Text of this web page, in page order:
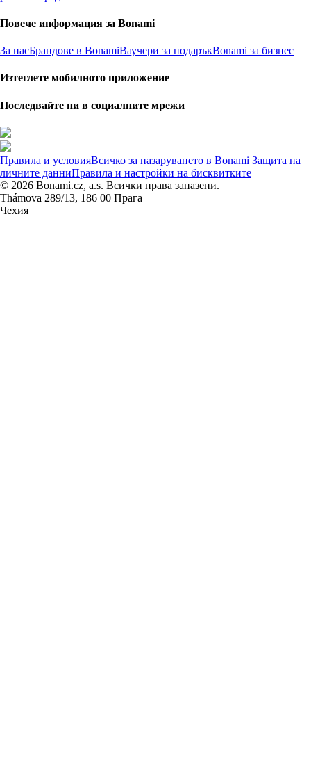
Повече информация за Bonami
За насБрандове в BonamiВаучери за подаръкBonami за бизнес
Изтеглете мобилното приложение
Последвайте ни в социалните мрежи
Правила и условияВсичко за пазаруването в Bonami Защита на
личните данниПравила и настройки на бисквитките
© 2026 Bonami.cz, a.s. Всички права запазени.
Thámova 289/13, 186 00 Прага
Чехия